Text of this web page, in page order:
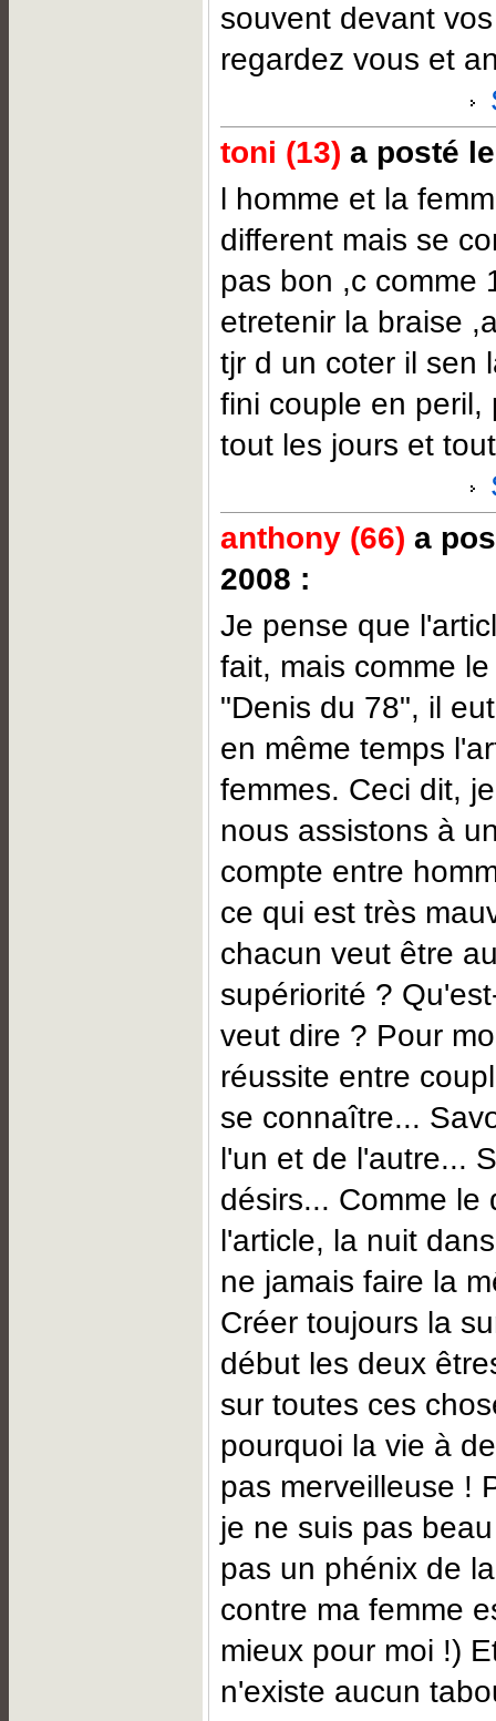
souvent devant
regardez vous et
toni (13) a posté
l homme et la
different mais se
pas bon ,c comme
etretenir la braise
tjr d un coter il sen
fini couple en peril,
tout les jours et
anthony (66) a
2008 :
Je pense que
fait, mais comme
"Denis du 78", il
en même temps
femmes. Ceci dit,
nous assistons à
compte entre
ce qui est très
chacun veut être
supériorité ?
veut dire ? Pour
réussite entre
se connaître...
l'un et de l'autre...
désirs... Comme le
l'article, la nuit
ne jamais faire la
Créer toujours la
début les deux
sur toutes ces
pourquoi la vie à
pas merveilleuse !
je ne suis pas
pas un phénix de
contre ma femme
mieux pour moi !)
n'existe aucun